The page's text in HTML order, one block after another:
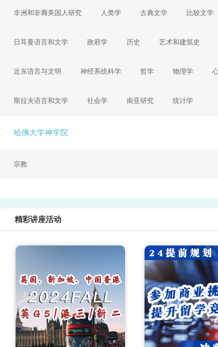
非洲和非裔美国人研究 人类学 古典文学 比较文学
日耳曼语言和文学 政府学 历史 艺术和建筑史
近东语言与文明 神经系统科学 哲学 物理学
斯拉夫语言和文学 社会学 南亚研究 统计学
哈佛大学神学院
宗教
精彩讲座活动